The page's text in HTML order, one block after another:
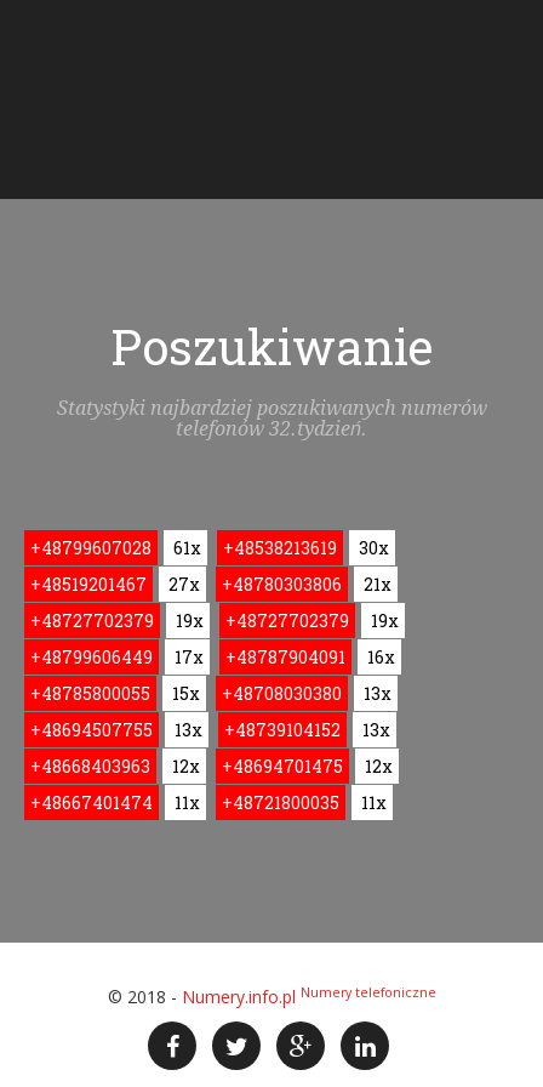
Poszukiwanie
Statystyki najbardziej poszukiwanych numerów
telefonów 32.tydzień.
+48799607028 61x +48538213619
30x
+48519201467
27x +48780303806
21x
+48727702379
19x +48727702379
19x
+48799606449
17x +48787904091
16x
+48785800055
15x +48708030380
13x
+48694507755
13x +48739104152
13x
+48668403963
12x +48694701475
12x
+48667401474
11x +48721800035 11x
© 2018 - Numery.info.pl Numery telefoniczne